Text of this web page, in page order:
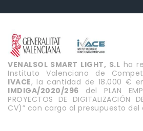
VENALSOL SMART LIGHT, S.L ha
Instituto Valenciano de
IVACE, la cantidad de 18.000 €
IMDIGA/2020/296 del PLAN
PROYECTOS DE DIGITALIZACIÓN
CV)” con cargo al presupuesto del